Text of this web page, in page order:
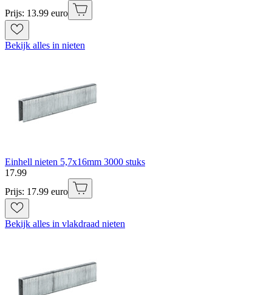
Prijs: 13.99 euro
Bekijk alles in nieten
Einhell nieten 5,7x16mm 3000 stuks
17.99
Prijs: 17.99 euro
Bekijk alles in vlakdraad nieten